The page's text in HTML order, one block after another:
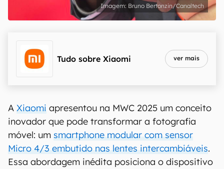
Bruno Bertonzin/Canaltech
Tudo sobre Xiaomi ver mais
A Xiaomi apresentou na MWC 2025 um conceito
inovador que pode transformar a fotografia
móvel: um smartphone modular com sensor
Micro 4/3 embutido nas lentes intercambiáveis.
Essa abordagem inédita posiciona o dispositivo